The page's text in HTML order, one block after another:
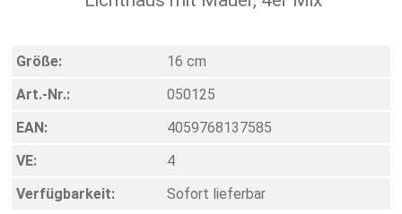
Größe:
16 cm
Art.-Nr.:
050125
EAN:
4059768137585
VE:
4
Verfügbarkeit:
Sofort lieferbar